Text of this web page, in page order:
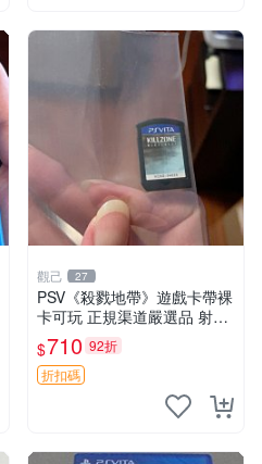
觀己 27
PSV《殺戮地帶》遊戲卡帶裸
卡可玩 正規渠道嚴選品 射擊
愛好者推薦 收藏自用兩相宜
殺戮地帶 PSV 卡帶 射擊遊戲
$710 92折
折扣碼